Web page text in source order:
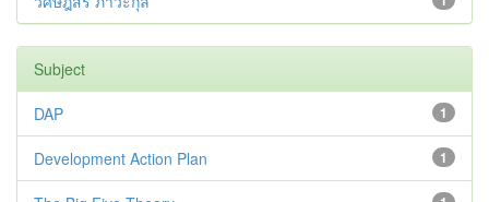
Subject
1
DAP
1
Development Action Plan